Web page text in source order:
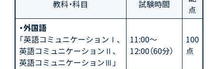
教科・科目 試験時間
点
・外国語
「英語コミュニケーションⅠ、
英語コミュニケーションⅡ、
英語コミュニケーションⅢ」
11:00～
12:00（60分）
100
点